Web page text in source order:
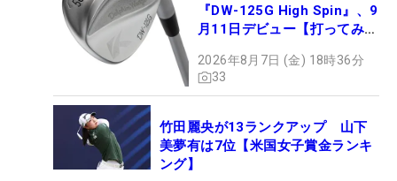
『DW-125G High Spin』、9
月11日デビュー【打ってみ
2026年8月7日 (金) 18時36分
33
竹田麗央が13ランクアップ 山下
美夢有は7位【米国女子賞金ランキ
ング】